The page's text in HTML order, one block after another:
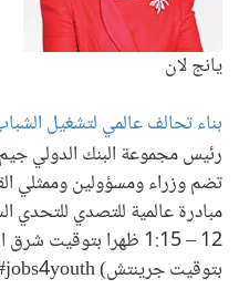
يانج لان
بناء تحالف عالمي لتشغيل
رئيس مجموعة البنك الدولي
تضم وزراء ومسؤولين وممثلي
مبادرة عالمية للتصدي للتحدي
بتوقيت جرينتش) jobs4youth#